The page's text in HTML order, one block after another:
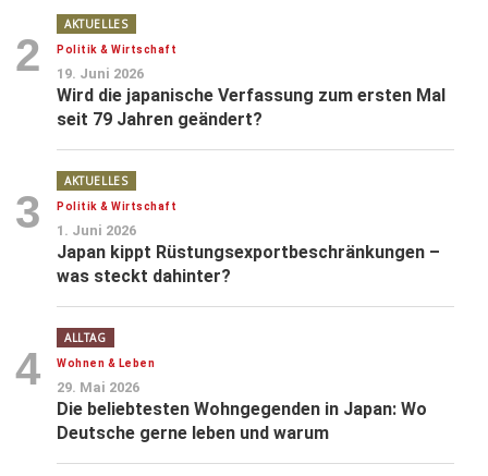
2
AKTUELLES
Politik & Wirtschaft
19. Juni 2026
Wird die japanische Verfassung zum ersten Mal
seit 79 Jahren geändert?
3
AKTUELLES
Politik & Wirtschaft
1. Juni 2026
Japan kippt Rüstungsexportbeschränkungen –
was steckt dahinter?
4
ALLTAG
Wohnen & Leben
29. Mai 2026
Die beliebtesten Wohngegenden in Japan: Wo
Deutsche gerne leben und warum